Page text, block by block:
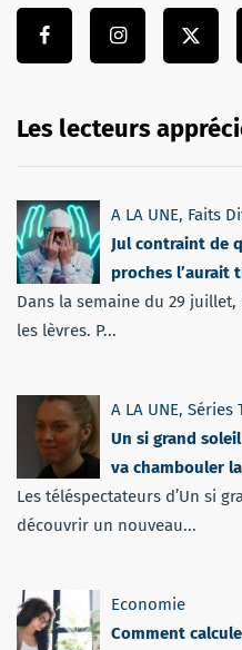
Les lecteurs
A LA UNE, Faits
Jul contraint de
proches l’aurait
Dans la semaine du 29
les lèvres. P...
A LA UNE, Séries
Un si grand
va chambouler
Les téléspectateurs d’Un si
découvrir un nouveau...
Economie
Comment